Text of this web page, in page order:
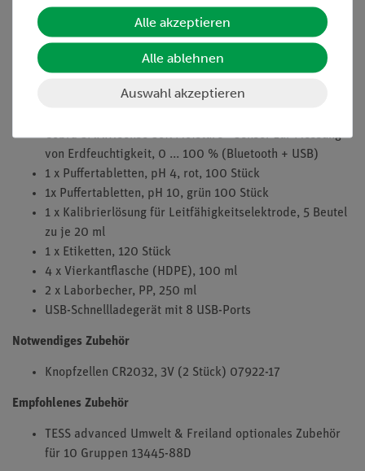
0,01, Abtastrate: 10 Hz
Cobra SMARTsense Conductivity: Messbereich
=0...20.000 µS/cm und 0...100 °C, Auflösung: 1 µs/cm
und 0,1 °C, Abtastrate: 10 Hz
Cobra4 SMARTsense Colorimeter zur Trübungsmessung:
Cobra SMARTsense Soil Moisture - Sensor zur Messung
von Erdfeuchtigkeit, 0 ... 100 % (Bluetooth + USB)
1 x Puffertabletten, pH 4, rot, 100 Stück
1x Puffertabletten, pH 10, grün 100 Stück
1 x Kalibrierlösung für Leitfähigkeitselektrode, 5 Beutel
zu je 20 ml
1 x Etiketten, 120 Stück
4 x Vierkantflasche (HDPE), 100 ml
2 x Laborbecher, PP, 250 ml
USB-Schnellladegerät mit 8 USB-Ports
Notwendiges Zubehör
Knopfzellen CR2032, 3V (2 Stück) 07922-17
Empfohlenes Zubehör
TESS advanced Umwelt & Freiland optionales Zubehör
für 10 Gruppen 13445-88D
Alle akzeptieren
Alle ablehnen
Auswahl akzeptieren